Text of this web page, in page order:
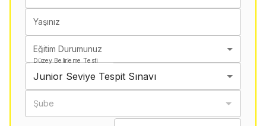
Yaşınız
Eğitim Durumunuz
Düzey Belirleme Testi
Junior Seviye Tespit Sınavı
Şube